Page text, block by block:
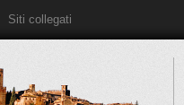
Siti collegati